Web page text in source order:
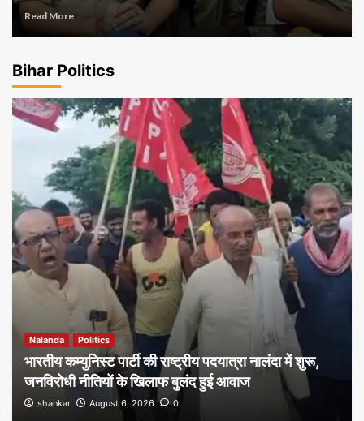
Read More
Bihar Politics
Nalanda Politics
भारतीय कम्युनिस्ट पार्टी की राष्ट्रीय पदयात्रा नालंदा में शुरू,
जनविरोधी नीतियों के खिलाफ बुलंद हुई आवाज
shankar August 6, 2026 0